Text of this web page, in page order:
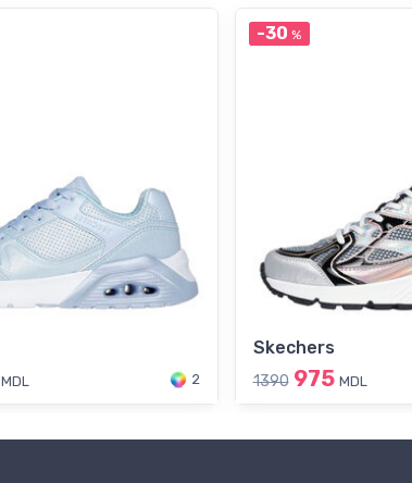
MDL 2
-30 %
Skechers
1390 975 MDL